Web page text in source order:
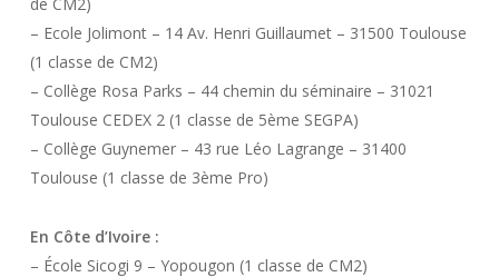
– Ecole Jolimont – 14 Av. Henri Guillaumet – 31500 Toulouse
(1 classe de CM2)
– Collège Rosa Parks – 44 chemin du séminaire – 31021
Toulouse CEDEX 2 (1 classe de 5ème SEGPA)
– Collège Guynemer – 43 rue Léo Lagrange – 31400
Toulouse (1 classe de 3ème Pro)
En Côte d’Ivoire :
– École Sicogi 9 – Yopougon (1 classe de CM2)